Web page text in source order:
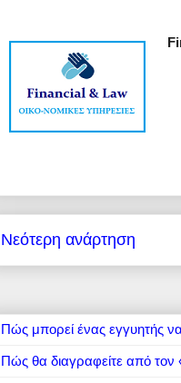
Νεότερη ανάρτηση
Πώς μπορεί ένας εγγυητής
Πώς θα διαγραφείτε από τον